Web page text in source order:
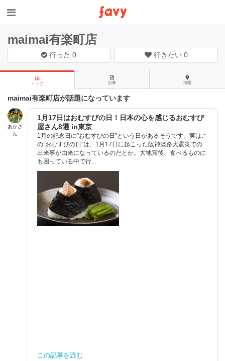
maimai有楽町店
行った0 行きたい 0
トップ 記事 地図
maimai有楽町店が話題になっています
あかさ
ん
1月17日はおむすびの日！日本の心を感じるおむすび
屋さん8選 in東京
1月の記念日に”おむすびの日”という日があるそうです。実はこ
の”おむすびの日”は、1月17日に起こった阪神淡路大震災での
出来事が由来になっているのだとか。大地震後、食べるものに
も困っている中で行...
この記事を読む